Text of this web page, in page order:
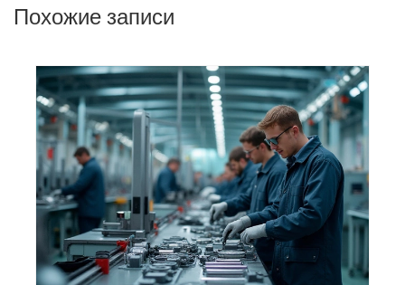
Похожие записи